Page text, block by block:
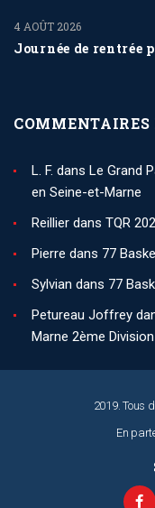
Journée de rentrée
4 AOÛT 2026
COMMENTAIRES
L. F. dans Le Grand
en Seine-et-Marne
Reillier dans TQR
Pierre dans 77
Sylvian dans 77
Petureau Joffrey
Marne 2ème
2019. Tous
En